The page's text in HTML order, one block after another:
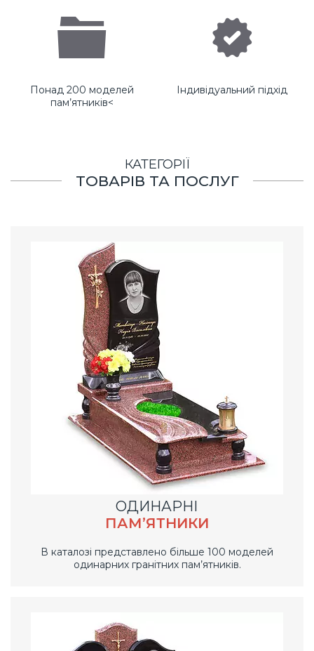
Понад 200 моделей
пам’ятників<
Індивідуальний підхід
КАТЕГОРІЇ
ТОВАРІВ ТА ПОСЛУГ
ОДИНАРНІ
ПАМ’ЯТНИКИ
В каталозі представлено більше 100 моделей
одинарних гранітних пам’ятників.